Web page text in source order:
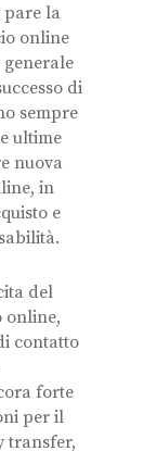
pare la
online
di
sempre
ultime
nuova
in
e
del
online,
contatto
forte
per il
transfer,